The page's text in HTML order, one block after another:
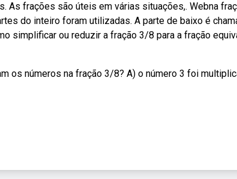
As frações são úteis em várias situações,. Webna
do inteiro foram utilizadas. A parte de baixo é
simplificar ou reduzir a fração 3/8 para a fração
os números na fração 3/8? A) o número 3 foi